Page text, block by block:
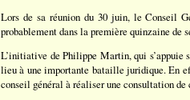
Lors de sa réunion du 30 juin, le Conseil
probablement dans la première quinzaine de
L’initiative de Philippe Martin, qui s’appuie
lieu à une importante bataille juridique. En
conseil général à réaliser une consultation de